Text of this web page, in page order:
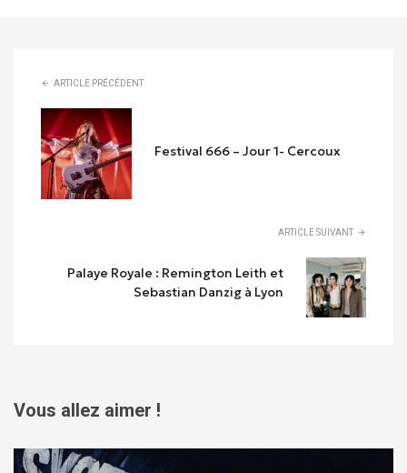
ARTICLE PRÉCÉDENT
Festival 666 – Jour 1- Cercoux
ARTICLE SUIVANT
Palaye Royale : Remington Leith et
Sebastian Danzig à Lyon
Vous allez aimer !